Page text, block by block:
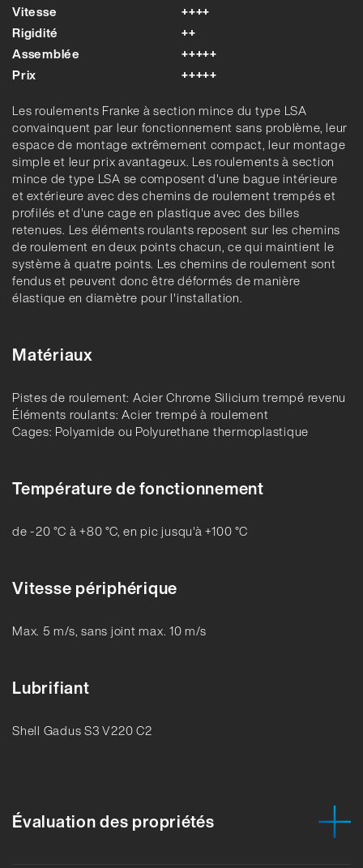
Vitesse
++++
Rigidité
++
Assemblée
+++++
Prix
+++++
Les roulements Franke à section mince du type LSA
convainquent par leur fonctionnement sans problème, leur
espace de montage extrêmement compact, leur montage
simple et leur prix avantageux. Les roulements à section
mince de type LSA se composent d'une bague intérieure
et extérieure avec des chemins de roulement trempés et
profilés et d'une cage en plastique avec des billes
retenues. Les éléments roulants reposent sur les chemins
de roulement en deux points chacun, ce qui maintient le
système à quatre points. Les chemins de roulement sont
fendus et peuvent donc être déformés de manière
élastique en diamètre pour l'installation.
Matériaux
Pistes de roulement: Acier Chrome Silicium trempé revenu
Éléments roulants: Acier trempé à roulement
Cages: Polyamide ou Polyurethane thermoplastique
Température de fonctionnement
de -20 °C à +80 °C, en pic jusqu'à +100 °C
Vitesse périphérique
Max. 5 m/s, sans joint max. 10 m/s
Lubrifiant
Shell Gadus S3 V220 C2
Évaluation des propriétés